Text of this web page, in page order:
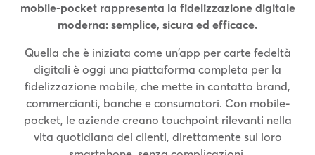
mobile-pocket rappresenta la fidelizzazione digitale
moderna: semplice, sicura ed efficace.
Quella che è iniziata come un’app per carte fedeltà
digitali è oggi una piattaforma completa per la
fidelizzazione mobile, che mette in contatto brand,
commercianti, banche e consumatori. Con mobile-
pocket, le aziende creano touchpoint rilevanti nella
vita quotidiana dei clienti, direttamente sul loro